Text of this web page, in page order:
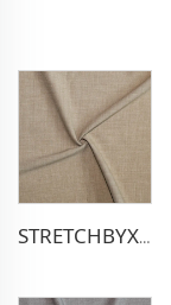
STRETCHBYXOR I POLY RAYON